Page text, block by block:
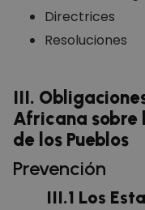
Directrices
Resoluciones
III.
Africana sobre
de los Pueblos
Prevención
III.1 Los